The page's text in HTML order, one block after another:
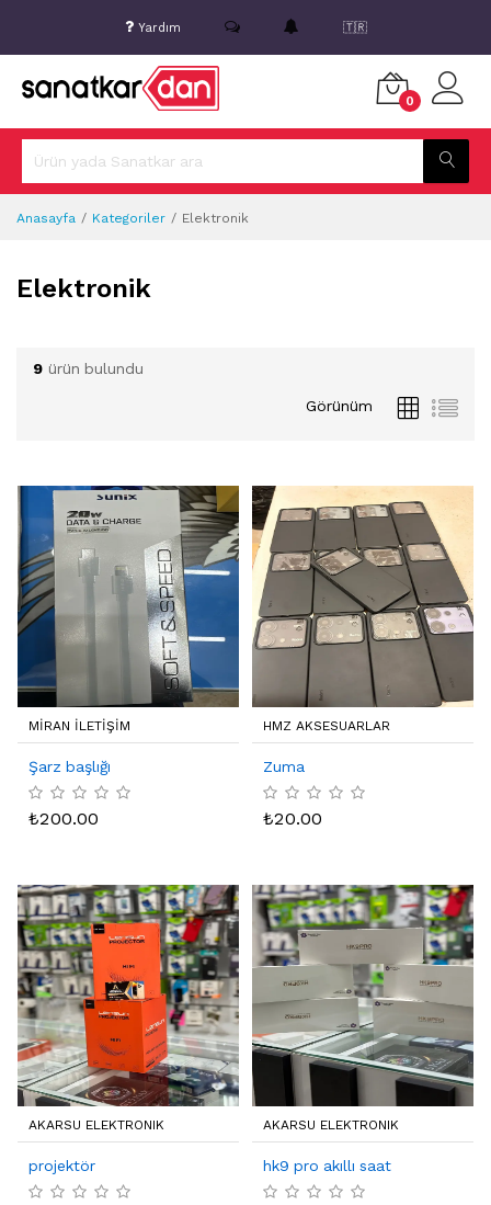
Yardım 🇹🇷
0
Anasayfa Kategoriler Elektronik
Elektronik
9 ürün bulundu
Görünüm
MIRAN ILETIŞIM
Şarz başlığı
₺200.00
HMZ AKSESUARLAR
Zuma
₺20.00
AKARSU ELEKTRONIK
projektör
AKARSU ELEKTRONIK
hk9 pro akıllı saat